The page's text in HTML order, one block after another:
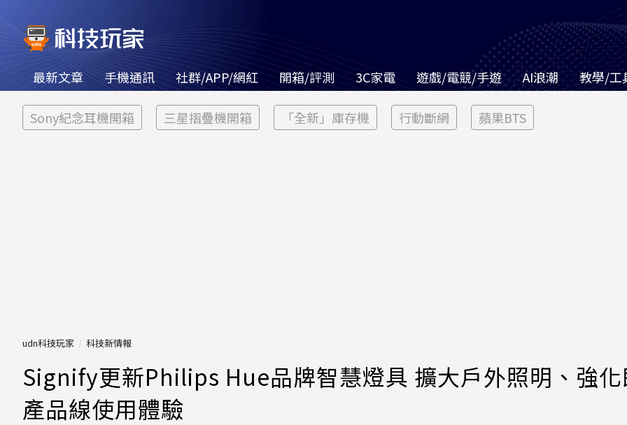
最新文章 手機通訊 社群/APP/網紅 開箱/評測 3C家電 遊戲/電競/手遊 AI浪潮 教學/工
Sony紀念耳機開箱 三星摺疊機開箱 「全新」庫存機 行動斷網 蘋果BTS
udn科技玩家 科技新情報
Signify更新Philips Hue品牌智慧燈具 擴大戶外照明、強
產品線使用體驗